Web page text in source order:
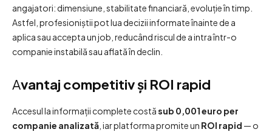
angajatori: dimensiune, stabilitate financiară, evoluție în timp.
Astfel, profesioniștii pot lua decizii informate înainte de a
aplica sau accepta un job, reducând riscul de a intra într-o
companie instabilă sau aflată în declin.
Avantaj competitiv și ROI rapid
Accesul la informații complete costăsub 0,001 euro per
companie analizată , iar platforma promite un ROI rapid — o